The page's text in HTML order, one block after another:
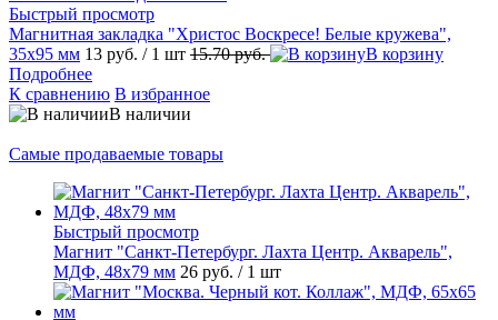
Быстрый просмотр
Магнитная закладка "Христос Воскресе! Белые кружева",
35х95 мм 13 руб. / 1 шт 15.70 руб.
В корзину
Подробнее
К сравнению В избранное
В наличии
Самые продаваемые товары
Быстрый просмотр
Магнит "Санкт-Петербург. Лахта Центр. Акварель",
МДФ, 48х79 мм 26 руб. / 1 шт